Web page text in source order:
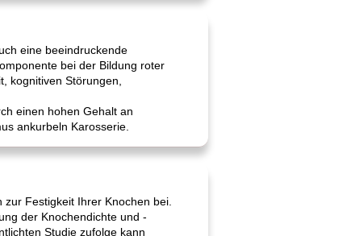
eine beeindruckende
bei der Bildung roter
kognitiven Störungen,
einen hohen Gehalt an
ankurbeln Karosserie.
Festigkeit Ihrer Knochen bei.
der Knochendichte und -
Studie zufolge kann